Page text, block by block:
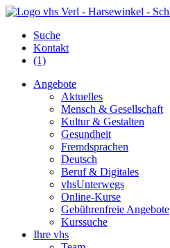
Suche
Kontakt
(1)
Angebote
Aktuelles
Mensch & Gesellschaft
Kultur & Gestalten
Gesundheit
Fremdsprachen
Deutsch
Beruf & Digitales
vhsUnterwegs
Online-Kurse
Gebührenfreie Angebote
Kurssuche
Ihre vhs